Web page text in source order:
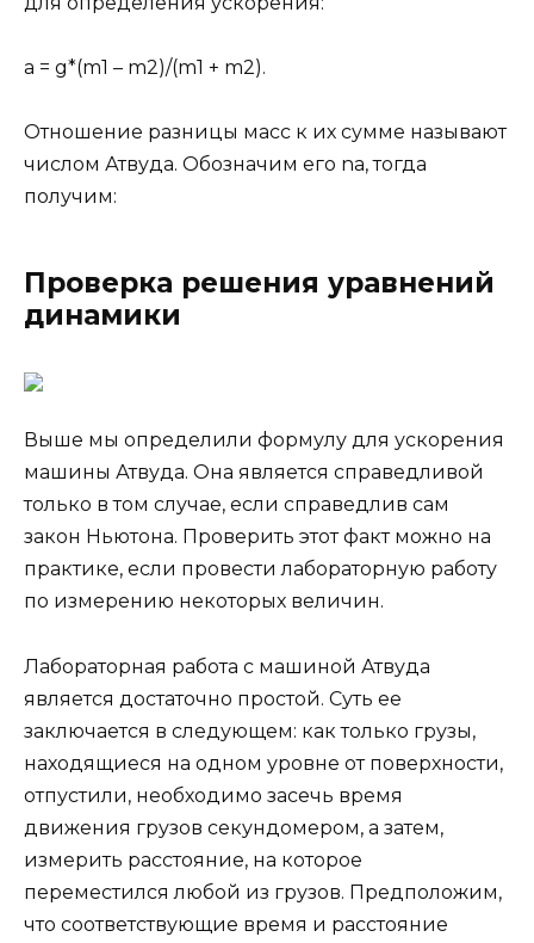
a = g*(m1 – m2)/(m1 + m2).
Отношение разницы масс к их сумме называют
числом Атвуда. Обозначим его na, тогда
получим:
Проверка решения уравнений
динамики
Выше мы определили формулу для ускорения
машины Атвуда. Она является справедливой
только в том случае, если справедлив сам
закон Ньютона. Проверить этот факт можно на
практике, если провести лабораторную работу
по измерению некоторых величин.
Лабораторная работа с машиной Атвуда
является достаточно простой. Суть ее
заключается в следующем: как только грузы,
находящиеся на одном уровне от поверхности,
отпустили, необходимо засечь время
движения грузов секундомером, а затем,
измерить расстояние, на которое
переместился любой из грузов. Предположим,
что соответствующие время и расстояние